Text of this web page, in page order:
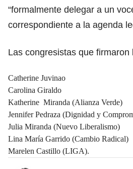
“formalmente delegar a un
correspondiente a la agenda
Las congresistas que firmaron
Catherine Juvinao
Carolina Giraldo
Katherine Miranda (Alianza Verde)
Jennifer Pedraza (Dignidad y
Julia Miranda (Nuevo Liberalismo)
Lina María Garrido (Cambio Radical)
Marelen Castillo (LIGA).